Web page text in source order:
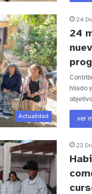
Actualidad
24
24
hilado
ver
23